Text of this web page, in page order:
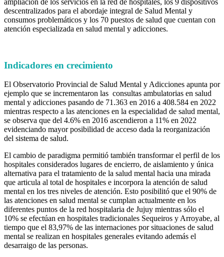
ampliación de los servicios en la red de hospitales, los 9 dispositivos
descentralizados para el abordaje integral de Salud Mental y
consumos problemáticos y los 70 puestos de salud que cuentan con
atención especializada en salud mental y adicciones.
Indicadores en crecimiento
El Observatorio Provincial de Salud Mental y Adicciones apunta por
ejemplo que se incrementaron las consultas ambulatorias en salud
mental y adicciones pasando de 71.363 en 2016 a 408.584 en 2022
mientras respecto a las atenciones en la especialidad de salud mental,
se observa que del 4.6% en 2016 ascendieron a 11% en 2022
evidenciando mayor posibilidad de acceso dada la reorganización
del sistema de salud.
El cambio de paradigma permitió también transformar el perfil de los
hospitales considerados lugares de encierro, de aislamiento y única
alternativa para el tratamiento de la salud mental hacia una mirada
que articula al total de hospitales e incorpora la atención de salud
mental en los tres niveles de atención. Esto posibilitó que el 90% de
las atenciones en salud mental se cumplan actualmente en los
diferentes puntos de la red hospitalaria de Jujuy mientras sólo el
10% se efectúan en hospitales tradicionales Sequeiros y Arroyabe, al
tiempo que el 83,97% de las internaciones por situaciones de salud
mental se realizan en hospitales generales evitando además el
desarraigo de las personas.